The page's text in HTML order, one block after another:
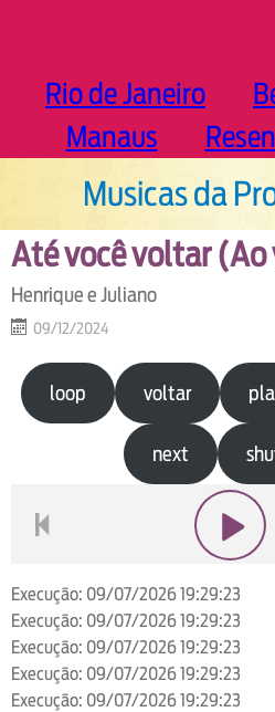
Rio de Janeiro
Manaus
Musicas da
Até você voltar (Ao
Henrique e Juliano
09/12/2024
loop voltar
next
Execução: 09/07/2026 19:29:23
Execução: 09/07/2026 19:29:23
Execução: 09/07/2026 19:29:23
Execução: 09/07/2026 19:29:23
Execução: 09/07/2026 19:29:23